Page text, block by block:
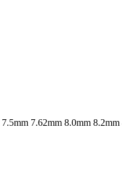
7.5mm 7.62mm 8.0mm 8.2mm